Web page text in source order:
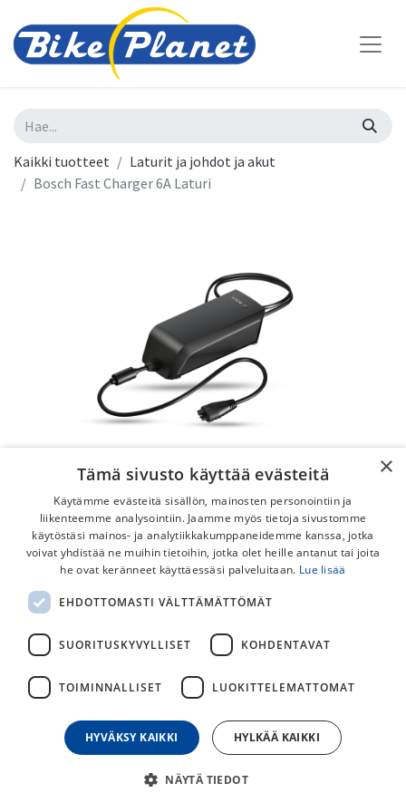
Kaikki tuotteet
Laturit ja johdot ja akut
Bosch Fast Charger 6A Laturi
Bosch Fast Charger 6A Laturi
Bosch Powerpack ja Powertube akuille. Nimensä mukaisesti
199,00€
×
Tämä sivusto käyttää evästeitä
Käytämme evästeitä sisällön, mainosten personointiin ja
liikenteemme analysointiin. Jaamme myös tietoja sivustomme
käytöstäsi mainos- ja analytiikkakumppaneidemme kanssa, jotka
voivat yhdistää ne muihin tietoihin, jotka olet heille antanut tai joita
he ovat keränneet käyttäessäsi palveluitaan. Lue lisää
EHDOTTOMASTI VÄLTTÄMÄTTÖMÄT
SUORITUSKYVYLLISET KOHDENTAVAT
TOIMINNALLISET LUOKITTELEMATTOMAT
HYVÄKSY KAIKKI HYLKÄÄ KAIKKI
NÄYTÄ TIEDOT